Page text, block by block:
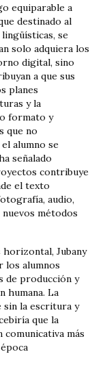
equiparable a
destinado al
se
solo adquiera los
digital, sino
a que sus
planes
y la
formato y
que no
alumno se
señalado
contribuye
el texto
audio,
métodos
horizontal, Jubany
los alumnos
de producción y
humana. La
sin la escritura y
que la
más